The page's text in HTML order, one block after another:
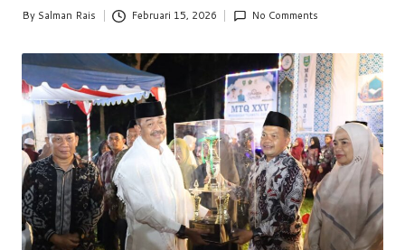
w
s
Posted
By Salman Rais Februari 15, 2026 No Comments